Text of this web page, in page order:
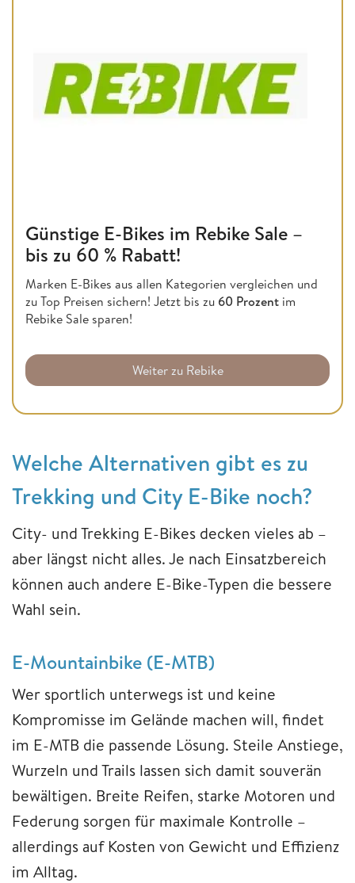
Günstige E-Bikes im Rebike Sale –
bis zu 60 % Rabatt!
Marken E-Bikes aus allen Kategorien vergleichen und
zu Top Preisen sichern! Jetzt bis zu 60 Prozent im
Rebike Sale sparen!
Weiter zu Rebike
Welche Alternativen gibt es zu
Trekking und City E-Bike noch?
City- und Trekking E-Bikes decken vieles ab –
aber längst nicht alles. Je nach Einsatzbereich
können auch andere E-Bike-Typen die bessere
Wahl sein.
E-Mountainbike (E-MTB)
Wer sportlich unterwegs ist und keine
Kompromisse im Gelände machen will, findet
im E-MTB die passende Lösung. Steile Anstiege,
Wurzeln und Trails lassen sich damit souverän
bewältigen. Breite Reifen, starke Motoren und
Federung sorgen für maximale Kontrolle –
allerdings auf Kosten von Gewicht und Effizienz
im Alltag.